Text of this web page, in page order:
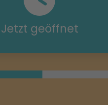
Jetzt geöffnet